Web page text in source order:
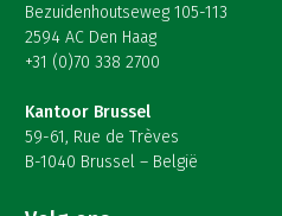
Bezuidenhoutseweg 105-113
2594 AC Den Haag
+31 (0)70 338 2700
Kantoor Brussel
59-61, Rue de Trèves
B-1040 Brussel – België